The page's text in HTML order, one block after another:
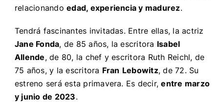
relacionandoedad, experiencia y madurez.
Tendrá fascinantes invitadas. Entre ellas, la actriz
Jane Fonda, de 85 años, la escritora Isabel
Allende, de 80, la chef y escritora Ruth Reichl, de
75 años, y la escritora Fran Lebowitz, de 72. Su
estreno será esta primavera. Es decir,entre marzo
y junio de 2023.